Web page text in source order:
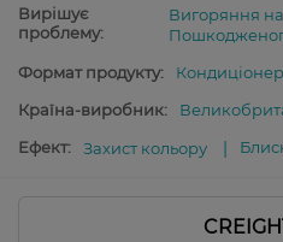
Вирішує
проблему:
Вигоряння на
Формат продукту:
Країна-виробник:
Ефект:
Захист кольору